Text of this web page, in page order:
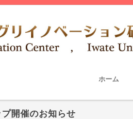
ホーム
プ開催のお知らせ